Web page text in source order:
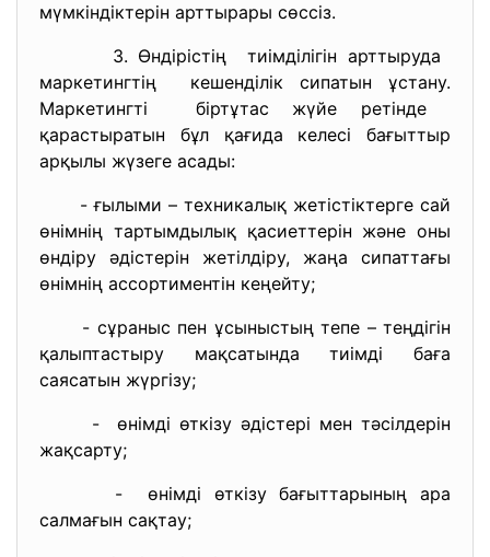
мүмкіндіктерін арттырары сөссіз.
3. Өндірістің тиімділігін арттыруда
маркетингтің кешенділік сипатын ұстану.
Маркетингті біртұтас жүйе ретінде
қарастыратын бұл қағида келесі бағыттыр
арқылы жүзеге асады:
- ғылыми – техникалық жетістіктерге сай
өнімнің тартымдылық қасиеттерін және оны
өндіру әдістерін жетілдіру, жаңа сипаттағы
өнімнің ассортиментін кеңейту;
- сұраныс пен ұсыныстың тепе – теңдігін
қалыптастыру мақсатында тиімді баға
саясатын жүргізу;
- өнімді өткізу әдістері мен тәсілдерін
жақсарту;
- өнімді өткізу бағыттарының ара
салмағын сақтау;